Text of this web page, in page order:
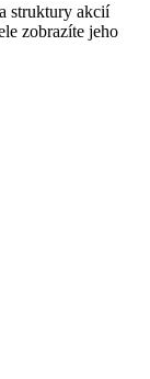
struktury akcií
zobrazíte jeho